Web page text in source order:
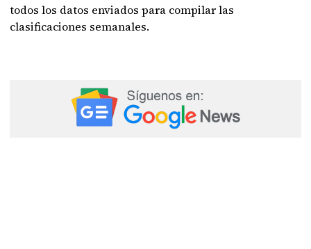
todos los datos enviados para compilar las
clasificaciones semanales.